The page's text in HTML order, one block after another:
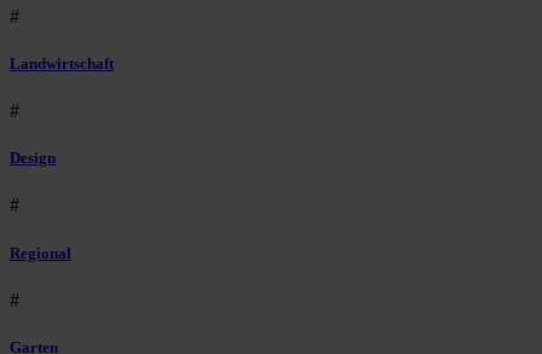
#
Landwirtschaft
#
Design
#
Regional
#
Garten